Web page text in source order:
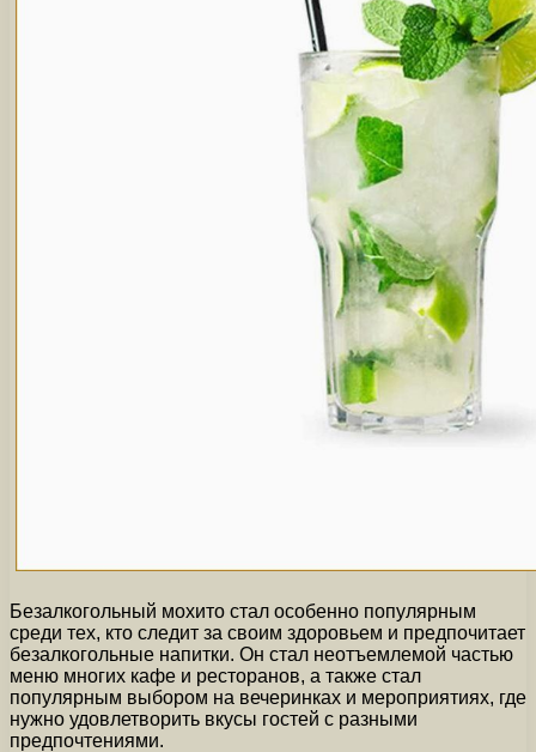
Безалкогольный мохито стал особенно популярным
среди тех, кто следит за своим здоровьем и предпочитает
безалкогольные напитки. Он стал неотъемлемой частью
меню многих кафе и ресторанов, а также стал
популярным выбором на вечеринках и мероприятиях, где
нужно удовлетворить вкусы гостей с разными
предпочтениями.